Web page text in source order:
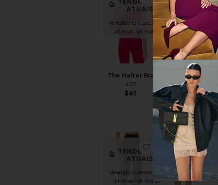
TENDÊNCIAS
ATUAIS!
Vendido 15 vezes nas
últimas 48 horas
The Halter Bra
437
$85
Vendido 12 vezes
nas últimas 48
horas
The Sculpt
Shortie
437
$125
TENDÊNCIAS
ATUAIS!
Vendido 5 vezes nas
últimas 48 horas
favoritoClare
TENDÊNCIAS
ATUAIS!
Vendido 20 vezes
nas últimas 48
horas